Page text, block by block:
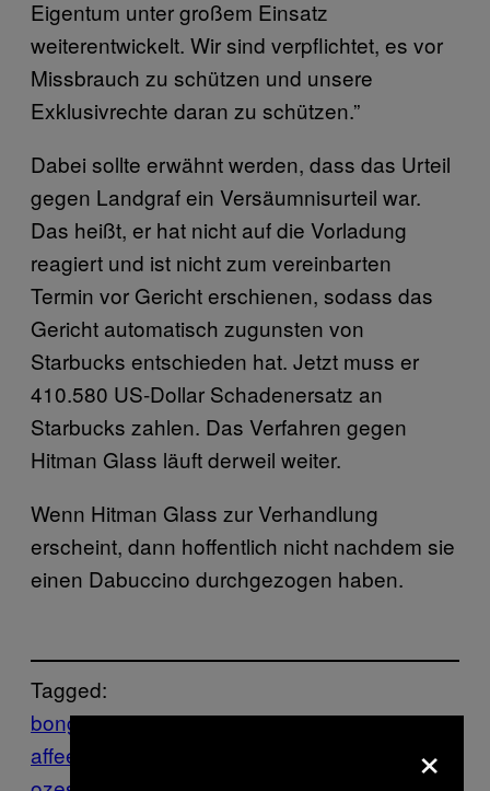
Eigentum unter großem Einsatz
weiterentwickelt. Wir sind verpflichtet, es vor
Missbrauch zu schützen und unsere
Exklusivrechte daran zu schützen.”
Dabei sollte erwähnt werden, dass das Urteil
gegen Landgraf ein Versäumnisurteil war.
Das heißt, er hat nicht auf die Vorladung
reagiert und ist nicht zum vereinbarten
Termin vor Gericht erschienen, sodass das
Gericht automatisch zugunsten von
Starbucks entschieden hat. Jetzt muss er
410.580 US-Dollar Schadenersatz an
Starbucks zahlen. Das Verfahren gegen
Hitman Glass läuft derweil weiter.
Wenn Hitman Glass zur Verhandlung
erscheint, dann hoffentlich nicht nachdem sie
einen Dabuccino durchgezogen haben.
Tagged:
bong Denken Drogen Food frappuccino K
affee
Pr
×